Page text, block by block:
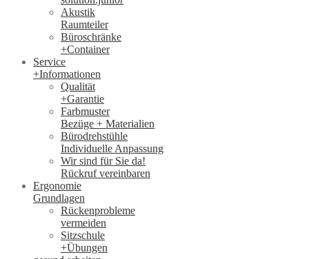
Akustik
Raumteiler
Büroschränke
+Container
Service
+Informationen
Qualität
+Garantie
Farbmuster
Bezüge + Materialien
Bürodrehstühle
Individuelle Anpassung
Wir sind für Sie da!
Rückruf vereinbaren
Ergonomie
Grundlagen
Rückenprobleme
vermeiden
Sitzschule
+Übungen